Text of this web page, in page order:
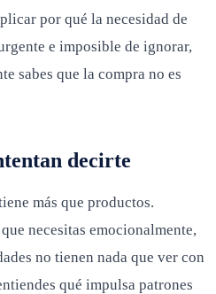
por qué la necesidad de
e imposible de ignorar,
sabes que la compra no es
decirte
más que productos.
necesitas emocionalmente,
no tienen nada que ver con
qué impulsa patrones